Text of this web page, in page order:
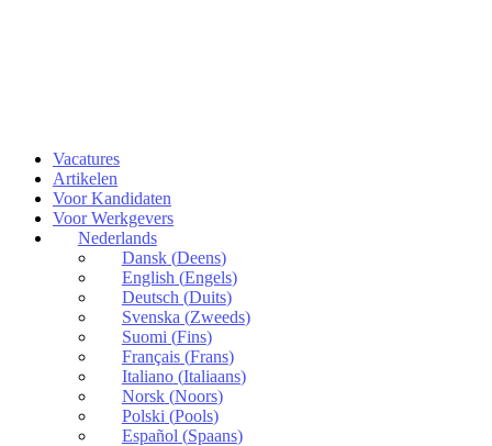
Vacatures
Artikelen
Voor Kandidaten
Voor Werkgevers
Nederlands
Dansk(Deens)
English (Engels)
Deutsch (Duits)
Svenska (Zweeds)
Suomi (Fins)
Français(Frans)
Italiano(Italiaans)
Norsk(Noors)
Polski (Pools)
Español (Spaans)